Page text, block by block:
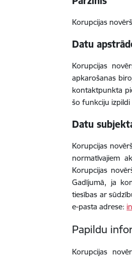
Korupcijas
Datu
Korupcijas
apkarošanas
kontaktpunkta
šo funkciju
Datu
Korupcijas
normatīvajiem
Korupcijas
Gadījumā, ja
tiesības ar
e-pasta adrese:
Papildu
Korupcijas